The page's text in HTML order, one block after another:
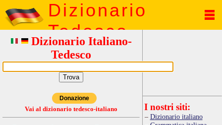
Dizionario
Tedesco
Dizionario Italiano-
Tedesco
Donazione
Vai al dizionario tedesco-italiano I nostri siti:
Dizionario italiano